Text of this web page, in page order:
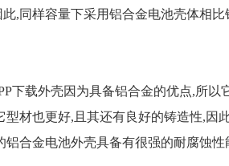
。因此,同样容量下采用铝合金电池壳体相比
载外壳因为具备铝合金的优点,所以它
材也更好,且其还有良好的铸造性,因此
合金电池外壳具备有很强的耐腐蚀性能